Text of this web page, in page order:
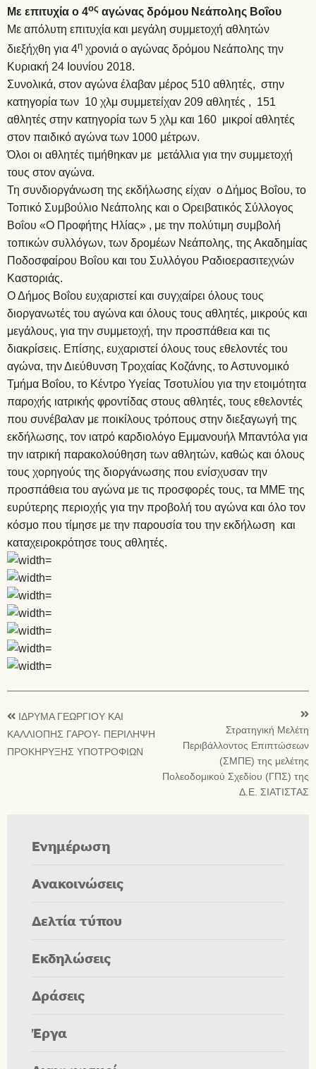
Με επιτυχία ο 4ος αγώνας δρόμου Νεάπολης Βοΐου
Με απόλυτη επιτυχία και μεγάλη συμμετοχή αθλητών
διεξήχθη για 4η χρονιά ο αγώνας δρόμου Νεάπολης την
Κυριακή 24 Ιουνίου 2018.
Συνολικά, στον αγώνα έλαβαν μέρος 510 αθλητές, στην
κατηγορία των 10 χλμ συμμετείχαν 209 αθλητές , 151
αθλητές στην κατηγορία των 5 χλμ και 160 μικροί αθλητές
στον παιδικό αγώνα των 1000 μέτρων.
Όλοι οι αθλητές τιμήθηκαν με μετάλλια για την συμμετοχή
τους στον αγώνα.
Τη συνδιοργάνωση της εκδήλωσης είχαν ο Δήμος Βοΐου, το
Τοπικό Συμβούλιο Νεάπολης και ο Ορειβατικός Σύλλογος
Βοΐου «Ο Προφήτης Ηλίας» , με την πολύτιμη συμβολή
τοπικών συλλόγων, των δρομέων Νεάπολης, της Ακαδημίας
Ποδοσφαίρου Βοΐου και του Συλλόγου Ραδιοερασιτεχνών
Καστοριάς.
Ο Δήμος Βοΐου ευχαριστεί και συγχαίρει όλους τους
διοργανωτές του αγώνα και όλους τους αθλητές, μικρούς και
μεγάλους, για την συμμετοχή, την προσπάθεια και τις
διακρίσεις. Επίσης, ευχαριστεί όλους τους εθελοντές του
αγώνα, την Διεύθυνση Τροχαίας Κοζάνης, το Αστυνομικό
Τμήμα Βοΐου, το Κέντρο Υγείας Τσοτυλίου για την ετοιμότητα
παροχής ιατρικής φροντίδας στους αθλητές, τους εθελοντές
που συνέβαλαν με ποικίλους τρόπους στην διεξαγωγή της
εκδήλωσης, τον ιατρό καρδιολόγο Εμμανουήλ Μπαντόλα για
την ιατρική παρακολούθηση των αθλητών, καθώς και όλους
τους χορηγούς της διοργάνωσης που ενίσχυσαν την
προσπάθεια του αγώνα με τις προσφορές τους, τα ΜΜΕ της
ευρύτερης περιοχής για την προβολή του αγώνα και όλο τον
κόσμο που τίμησε με την παρουσία του την εκδήλωση και
καταχειροκρότησε τους αθλητές.
ΙΔΡΥΜΑ ΓΕΩΡΓΙΟΥ ΚΑΙ
ΚΑΛΛΙΟΠΗΣ ΓΑΡΟΥ- ΠΕΡΙΛΗΨΗ
ΠΡΟΚΗΡΥΞΗΣ ΥΠΟΤΡΟΦΙΩΝ
Στρατηγική Μελέτη
Περιβάλλοντος Επιπτώσεων
(ΣΜΠΕ) της μελέτης
Πολεοδομικού Σχεδίου (ΓΠΣ) της
Δ.Ε. ΣΙΑΤΙΣΤΑΣ
Ενημέρωση
Ανακοινώσεις
Δελτία τύπου
Εκδηλώσεις
Δράσεις
Έργα